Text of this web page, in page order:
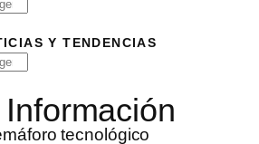
Y TENDENCIAS
tecnológico